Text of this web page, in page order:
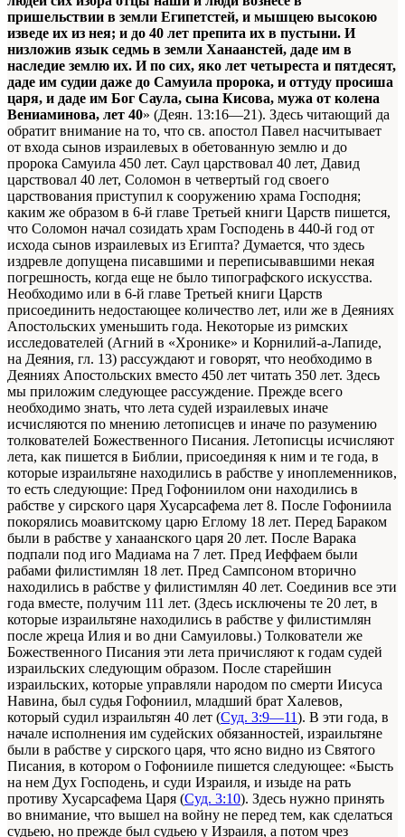
пришельствии в земли Египетстей, и мышцею высокою
изведе их из нея; и до 40 лет препита их в пустыни. И
низложив язык седмь в земли Ханаанстей, даде им в
наследие землю их. И по сих, яко лет четыреста и пятдесят,
даде им судии даже до Самуила пророка, и оттуду просиша
царя, и даде им Бог Саула, сына Кисова, мужа от колена
Вениаминова, лет 40» (Деян. 13:16—21). Здесь читающий да
обратит внимание на то, что св. апостол Павел насчитывает
от входа сынов израилевых в обетованную землю и до
пророка Самуила 450 лет. Саул царствовал 40 лет, Давид
царствовал 40 лет, Соломон в четвертый год своего
царствования приступил к сооружению храма Господня;
каким же образом в 6-й главе Третьей книги Царств пишется,
что Соломон начал созидать храм Господень в 440-й год от
исхода сынов израилевых из Египта? Думается, что здесь
издревле допущена писавшими и переписывавшими некая
погрешность, когда еще не было типографского искусства.
Необходимо или в 6-й главе Третьей книги Царств
присоединить недостающее количество лет, или же в Деяниях
Апостольских уменьшить года. Некоторые из римских
исследователей (Агний в «Хронике» и Корнилий-а-Лапиде,
на Деяния, гл. 13) рассуждают и говорят, что необходимо в
Деяниях Апостольских вместо 450 лет читать 350 лет. Здесь
мы приложим следующее рассуждение. Прежде всего
необходимо знать, что лета судей израилевых иначе
исчисляются по мнению летописцев и иначе по разумению
толкователей Божественного Писания. Летописцы исчисляют
лета, как пишется в Библии, присоединяя к ним и те года, в
которые израильтяне находились в рабстве у иноплеменников,
то есть следующие: Пред Гофониилом они находились в
рабстве у сирского царя Хусарсафема лет 8. После Гофониила
покорялись моавитскому царю Еглому 18 лет. Перед Бараком
были в рабстве у ханаанского царя 20 лет. После Варака
подпали под иго Мадиама на 7 лет. Пред Иеффаем были
рабами филистимлян 18 лет. Пред Сампсоном вторично
находились в рабстве у филистимлян 40 лет. Соединив все эти
года вместе, получим 111 лет. (Здесь исключены те 20 лет, в
которые израильтяне находились в рабстве у филистимлян
после жреца Илия и во дни Самуиловы.) Толкователи же
Божественного Писания эти лета причисляют к годам судей
израильских следующим образом. После старейшин
израильских, которые управляли народом по смерти Иисуса
Навина, был судья Гофониил, младший брат Халевов,
который судил израильтян 40 лет (Суд. 3:9—11). В эти года, в
начале исполнения им судейских обязанностей, израильтяне
были в рабстве у сирского царя, что ясно видно из Святого
Писания, в котором о Гофонииле пишется следующее: «Бысть
на нем Дух Господень, и суди Израиля, и изыде на рать
противу Хусарсафема Царя (Суд. 3:10). Здесь нужно принять
во внимание, что вышел на войну не перед тем, как сделаться
судьею, но прежде был судьею у Израиля, а потом чрез